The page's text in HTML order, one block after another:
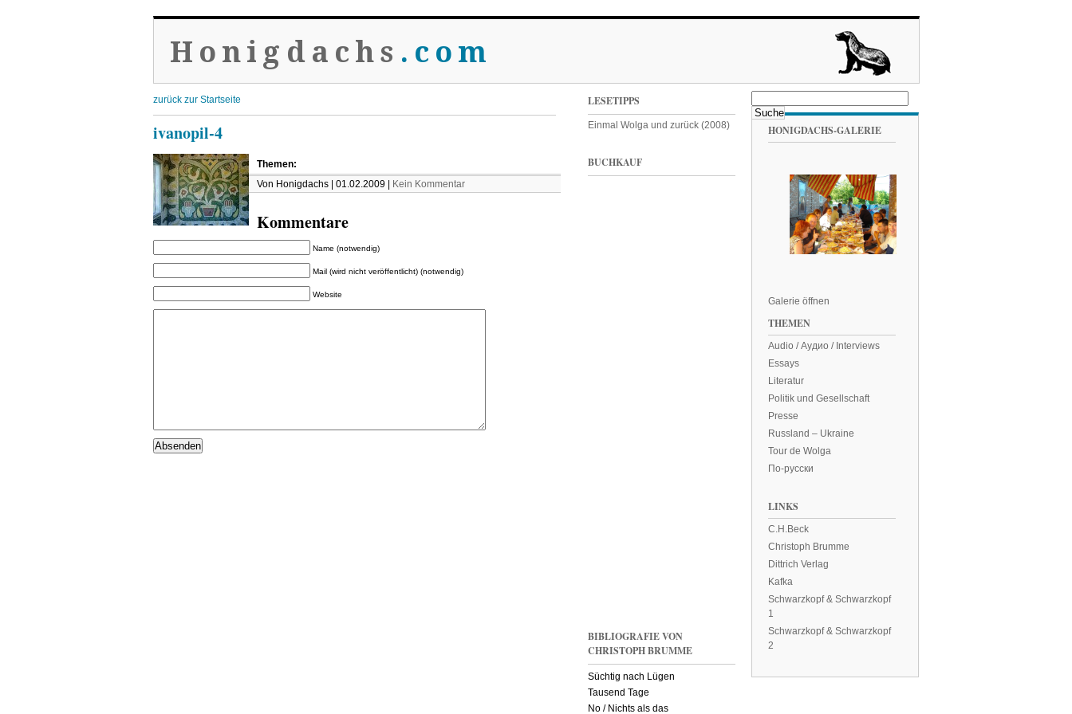
Honigdachs .com
zurück zur Startseite
ivanopil-4
Themen:
Von Honigdachs | 01.02.2009 |
Kein Kommentar
Kommentare
Name (notwendig)
Mail (wird nicht veröffentlicht) (notwendig)
Website
LESETIPPS
Einmal Wolga und zurück (2008)
BUCHKAUF
BIBLIOGRAFIE VON
CHRISTOPH BRUMME
Süchtig nach Lügen
Tausend Tage
No / Nichts als das
HONIGDACHS-GALERIE
Galerie öffnen
THEMEN
Audio / Аудио / Interviews
Essays
Literatur
Politik und Gesellschaft
Presse
Russland – Ukraine
Tour de Wolga
По-русски
LINKS
C.H.Beck
Christoph Brumme
Dittrich Verlag
Kafka
Schwarzkopf & Schwarzkopf
1
Schwarzkopf & Schwarzkopf
2